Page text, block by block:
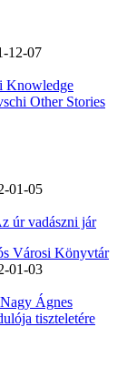
12-07
Knowledge
Other Stories
01-05
úr vadászni jár
Városi Könyvtár
01-03
Ágnes
tiszteletére